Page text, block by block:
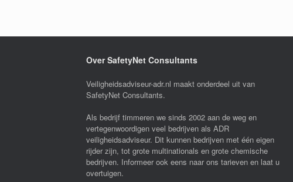
Over SafetyNet Consultants
Veiligheidsadviseur-adr.nl maakt onderdeel uit van
SafetyNet Consultants.
Als bedrijf timmeren we sinds 2002 aan de weg en
vertegenwoordigen veel bedrijven als ADR
veiligheidsadviseur. Dit kunnen bedrijven met één eigen
rijder zijn, tot grote multinationals en grote chemische
bedrijven. Informeer ook eens naar ons tarieven en laat u
overtuigen.